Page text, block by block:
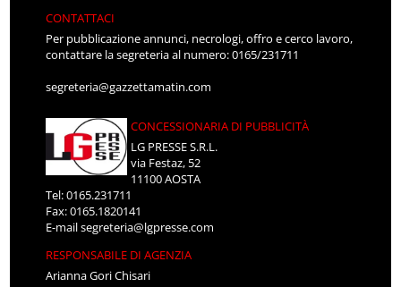
CONTATTACI
Per pubblicazione annunci, necrologi, offro e cerco lavoro,
contattare la segreteria al numero: 0165/231711
segreteria@gazzettamatin.com
CONCESSIONARIA DI PUBBLICITÀ
LG PRESSE S.R.L.
via Festaz, 52
11100 AOSTA
Tel: 0165.231711
Fax: 0165.1820141
E-mailsegreteria@lgpresse.com
RESPONSABILE DI AGENZIA
Arianna Gori Chisari